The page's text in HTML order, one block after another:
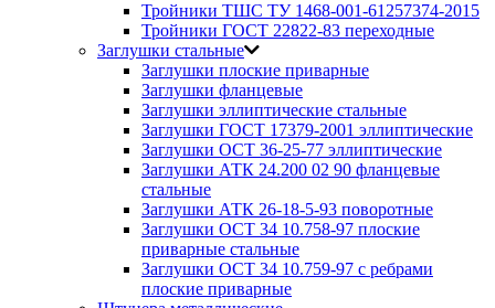
Тройники ТШС ТУ 1468-001-61257374-2015
Тройники ГОСТ 22822-83 переходные
Заглушки стальные
Заглушки плоские приварные
Заглушки фланцевые
Заглушки эллиптические стальные
Заглушки ГОСТ 17379-2001 эллиптические
Заглушки ОСТ 36-25-77 эллиптические
Заглушки АТК 24.200 02 90 фланцевые
стальные
Заглушки АТК 26-18-5-93 поворотные
Заглушки ОСТ 34 10.758-97 плоские
приварные стальные
Заглушки ОСТ 34 10.759-97 с ребрами
плоские приварные